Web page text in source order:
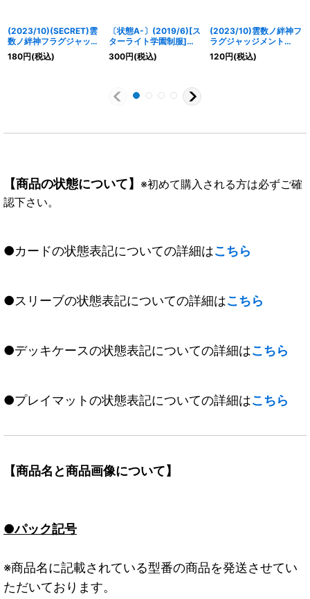
(2023/10)(SECRET)雲
数ノ絆神フラグジャッジ
メント【X-SEC】
{BS64-X02}《黄》
180円(税込)
〔状態A-〕(2019/6)[ス
ターライト学園制服]霧
矢あおい【C】{SD50-
001}《黄》
300円(税込)
(2023/10)雲数ノ絆神フ
ラグジャッジメント
【X】{BS64-X02}
《黄》
120円(税込)
【商品の状態について】 ※初めて購入される方は必ずご確
認下さい。
●カードの状態表記についての詳細はこちら
●スリーブの状態表記についての詳細はこちら
●デッキケースの状態表記についての詳細はこちら
●プレイマットの状態表記についての詳細はこちら
【商品名と商品画像について】
●パック記号
※商品名に記載されている型番の商品を発送させてい
ただいております。